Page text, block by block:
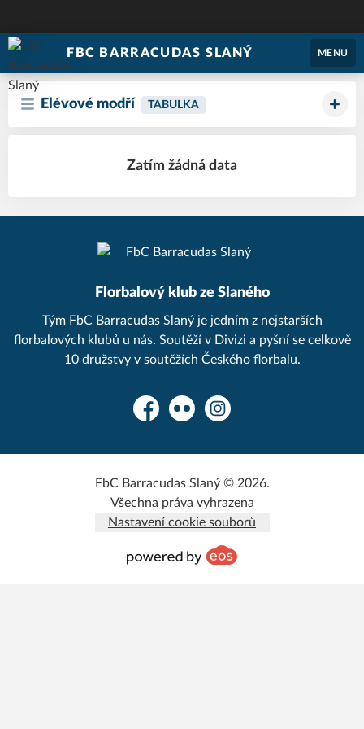
FBC BARRACUDAS SLANÝ MENU
Elévové modří TABULKA
Zatím žádná data
Florbalový klub ze Slaného
Tým FbC Barracudas Slaný je jedním z nejstarších
florbalových klubů u nás. Soutěží v Divizi a pyšní se celkově
10 družstvy v soutěžích Českého florbalu.
FacebookFlickr Instagram
FbC Barracudas Slaný © 2026.
Všechna práva vyhrazena
Nastavení cookie souborů